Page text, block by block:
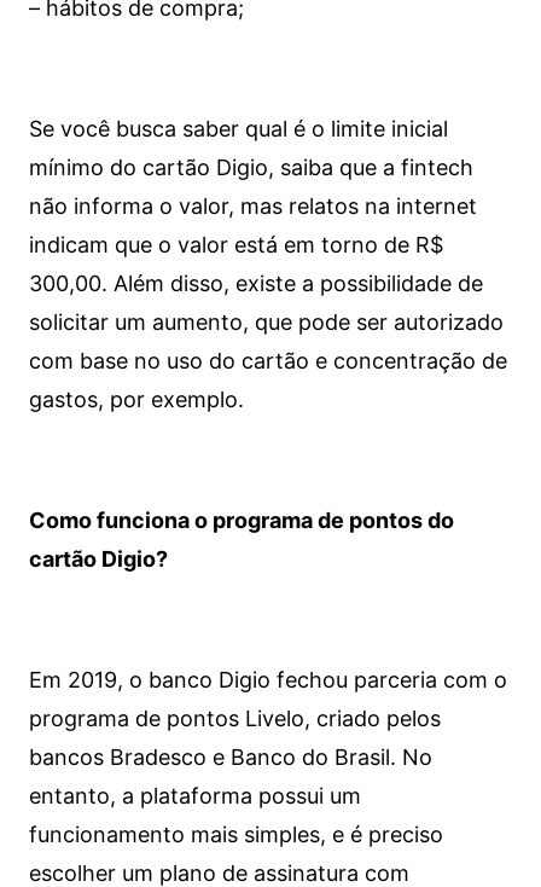
– hábitos de compra;
Se você busca saber qual é o limite inicial
mínimo do cartão Digio, saiba que a fintech
não informa o valor, mas relatos na internet
indicam que o valor está em torno de R$
300,00. Além disso, existe a possibilidade de
solicitar um aumento, que pode ser autorizado
com base no uso do cartão e concentração de
gastos, por exemplo.
Como funciona o programa de pontos do
cartão Digio?
Em 2019, o banco Digio fechou parceria com o
programa de pontos Livelo, criado pelos
bancos Bradesco e Banco do Brasil. No
entanto, a plataforma possui um
funcionamento mais simples, e é preciso
escolher um plano de assinatura com